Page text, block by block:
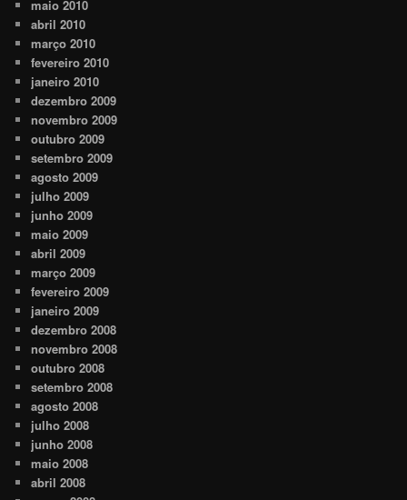
maio 2010
abril 2010
março 2010
fevereiro 2010
janeiro 2010
dezembro 2009
novembro 2009
outubro 2009
setembro 2009
agosto 2009
julho 2009
junho 2009
maio 2009
abril 2009
março 2009
fevereiro 2009
janeiro 2009
dezembro 2008
novembro 2008
outubro 2008
setembro 2008
agosto 2008
julho 2008
junho 2008
maio 2008
abril 2008